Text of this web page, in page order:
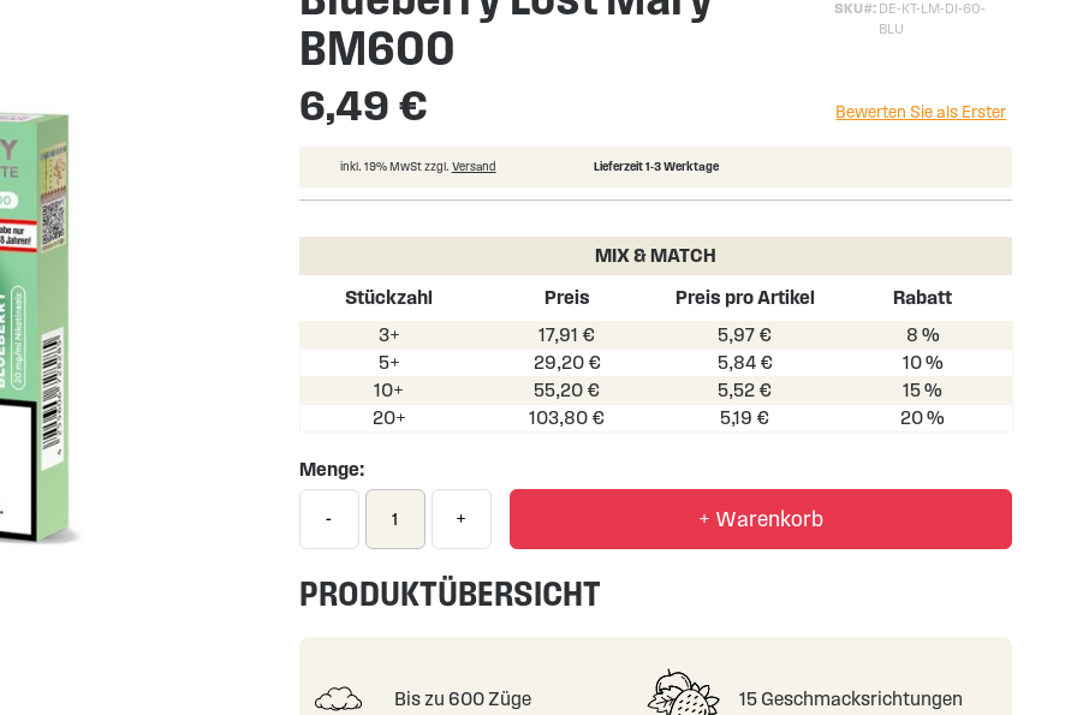
BM600
SKU
DE-KT-LM-DI-60-
BLU
6,49 € Bewerten Sie als Erster
inkl. 19% MwSt zzgl. Versand Lieferzeit 1-3 Werktage
MIX & MATCH
Stückzahl Preis Preis pro Artikel
Rabatt
3+
17,91 € 5,97 €
8 %
5+
29,20 € 5,84 €
10 %
10+
55,20 € 5,52 €
15 %
20+
103,80 € 5,19 € 20 %
Menge:
- + + Warenkorb
PRODUKTÜBERSICHT
Bis zu 600 Züge 15 Geschmacksrichtungen